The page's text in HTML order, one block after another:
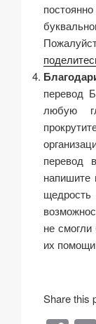
перевод
любую
перевод
напишите
не
их
e
Share this